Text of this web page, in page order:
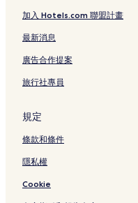
頂寮城隍廟附近的飯店
群英村飯店
珍珠社區活動中心附近的飯店
松樹門湧泉公園附近的飯店
加入 Hotels.com 聯盟計畫
最新消息
廣告合作提案
旅行社專員
規定
條款和條件
隱私權
Cookie